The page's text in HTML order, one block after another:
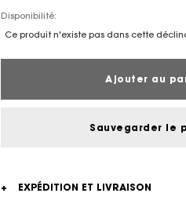
Disponibilité:
Ce produit n'existe pas dans cette
Ajouter au
Sauvegarder le
+
EXPÉDITION ET LIVRAISON